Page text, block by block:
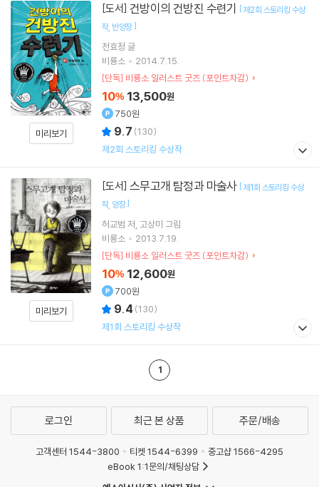
미리보기
[도서] 건방이의 건방진 수련기 [제2회 스토리킹 수상
작 반양장]
천효정 글
비룡소
2014.7.15.
[단독] 비룡소 일러스트 굿즈 (포인트차감)
10% 13,500원
750원
9.7 (130)
제2회 스토리킹 수상작
미리보기
[도서] 스무고개 탐정과 마술사 [제1회 스토리킹 수상
작 양장]
허교범 저 고상미 그림
비룡소
2013.7.19.
[단독] 비룡소 일러스트 굿즈 (포인트차감)
10% 12,600원
700원
9.4 (130)
제1회 스토리킹 수상작
1
로그인 최근 본 상품 주문/배송
고객센터 1544-3800 티켓 1544-6399
중고샵 1566-4295
eBook 1:1문의/채팅상담